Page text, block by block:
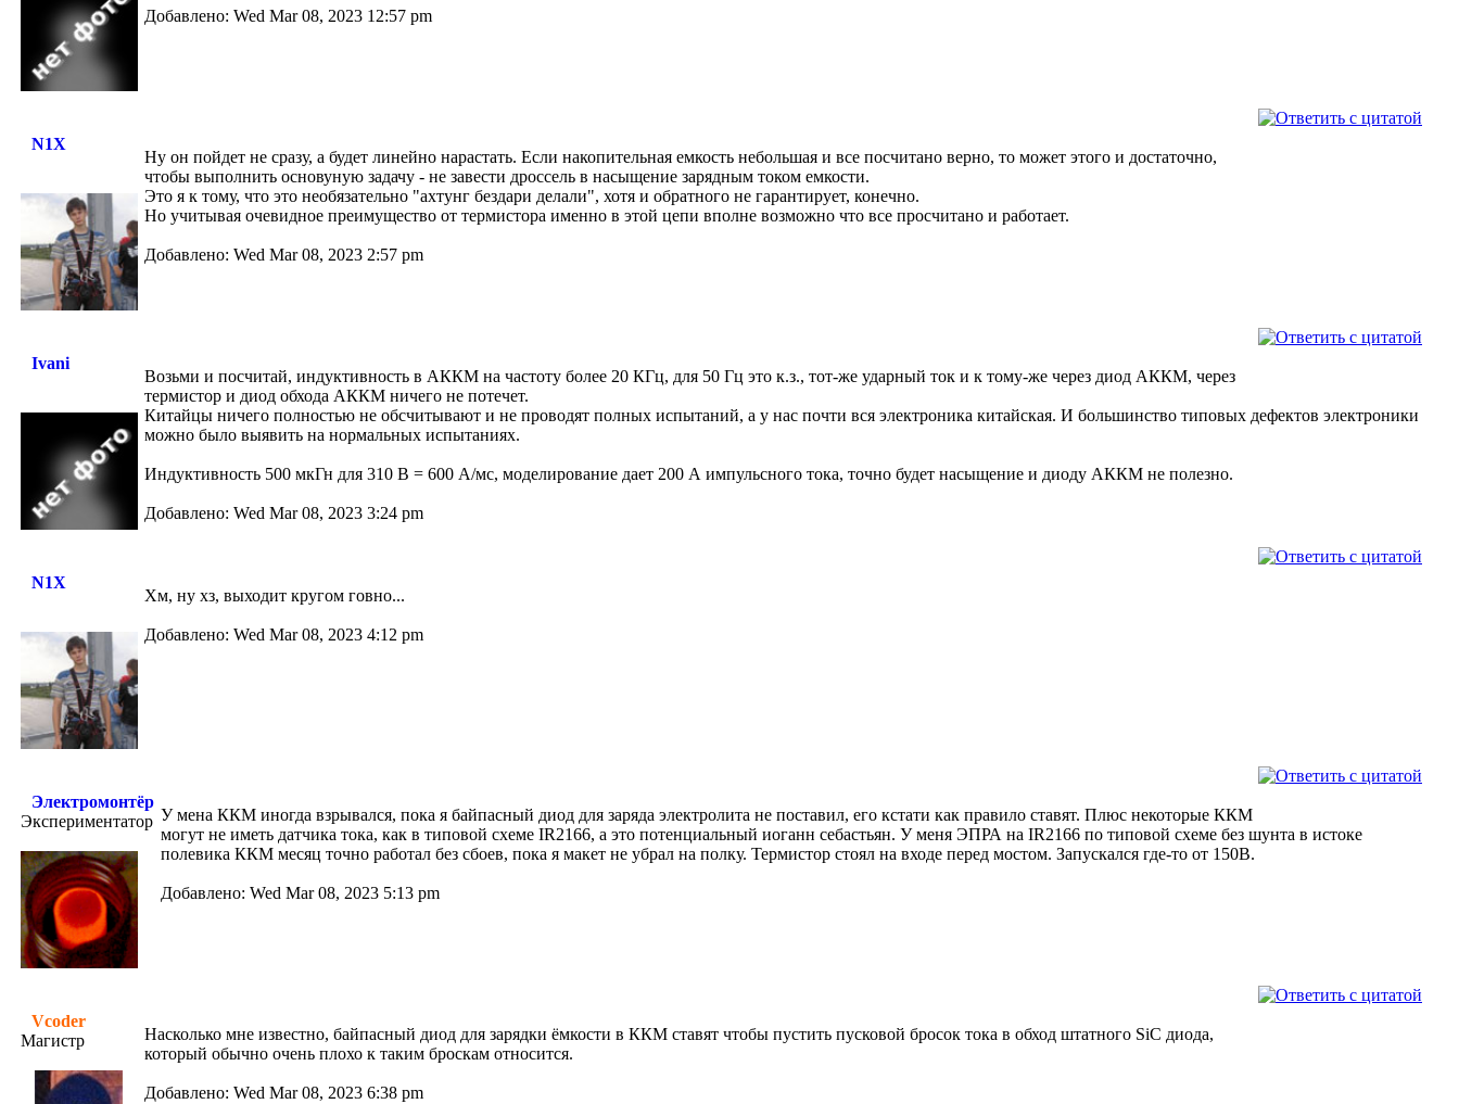
Добавлено: Wed Mar 08, 2023 12:57 pm
N1X
Ну он пойдет не сразу, а будет линейно нарастать. Если накопительная емкость небольшая и все посчитано верно, то может этого и достаточно,
чтобы выполнить основуную задачу - не завести дроссель в насыщение зарядным током емкости.
Это я к тому, что это необязательно "ахтунг бездари делали", хотя и обратного не гарантирует, конечно.
Но учитывая очевидное преимущество от термистора именно в этой цепи вполне возможно что все просчитано и работает.
Добавлено: Wed Mar 08, 2023 2:57 pm
Ivani
Возьми и посчитай, индуктивность в АККМ на частоту более 20 КГц, для 50 Гц это к.з., тот-же ударный ток и к тому-же через диод АККМ, через
термистор и диод обхода АККМ ничего не потечет.
Китайцы ничего полностью не обсчитывают и не проводят полных испытаний, а у нас почти вся электроника китайская. И большинство типовых дефектов электроники
можно было выявить на нормальных испытаниях.
Индуктивность 500 мкГн для 310 В = 600 А/мс, моделирование дает 200 А импульсного тока, точно будет насыщение и диоду АККМ не полезно.
Добавлено: Wed Mar 08, 2023 3:24 pm
N1X
Хм, ну хз, выходит кругом говно...
Добавлено: Wed Mar 08, 2023 4:12 pm
Электромонтёр
Экспериментатор У мена ККМ иногда взрывался, пока я байпасный диод для заряда электролита не поставил, его кстати как правило ставят. Плюс некоторые ККМ
могут не иметь датчика тока, как в типовой схеме IR2166, а это потенциальный иоганн себастьян. У меня ЭПРА на IR2166 по типовой схеме без шунта в истоке
полевика ККМ месяц точно работал без сбоев, пока я макет не убрал на полку. Термистор стоял на входе перед мостом. Запускался где-то от 150В.
Добавлено: Wed Mar 08, 2023 5:13 pm
Vcoder
Магистр
Насколько мне известно, байпасный диод для зарядки ёмкости в ККМ ставят чтобы пустить пусковой бросок тока в обход штатного SiC диода,
который обычно очень плохо к таким броскам относится.
Добавлено: Wed Mar 08, 2023 6:38 pm